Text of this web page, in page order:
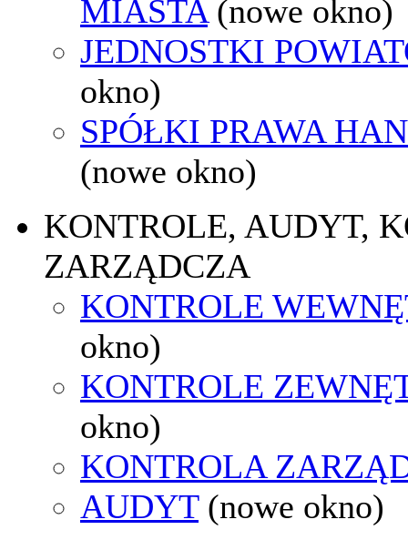
MIASTA (nowe okno)
JEDNOSTKI
okno)
SPÓŁKI PRAWA
(nowe okno)
KONTROLE, AUDYT,
ZARZĄDCZA
KONTROLE
okno)
KONTROLE
okno)
KONTROLA
AUDYT (nowe okno)